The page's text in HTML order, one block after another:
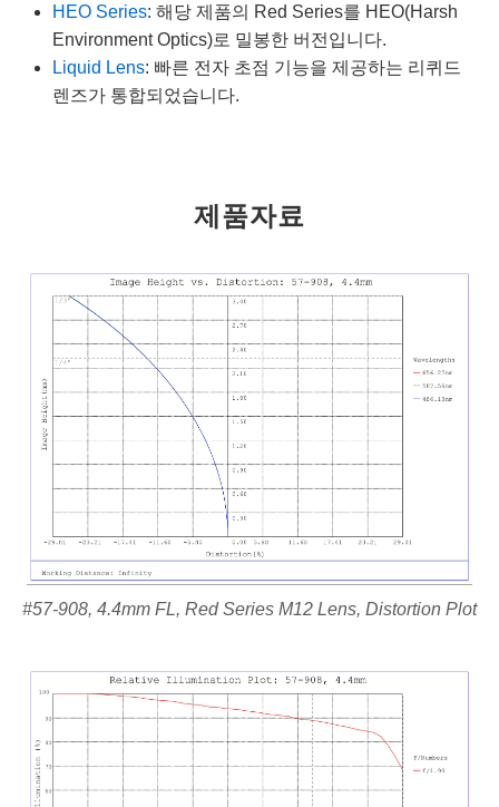
HEO Series: 해당 제품의 Red Series를 HEO(Harsh
Environment Optics)로 밀봉한 버전입니다.
Liquid Lens: 빠른 전자 초점 기능을 제공하는 리퀴드
렌즈가 통합되었습니다.
제품자료
#57-908, 4.4mm FL, Red Series M12 Lens, Distortion Plot